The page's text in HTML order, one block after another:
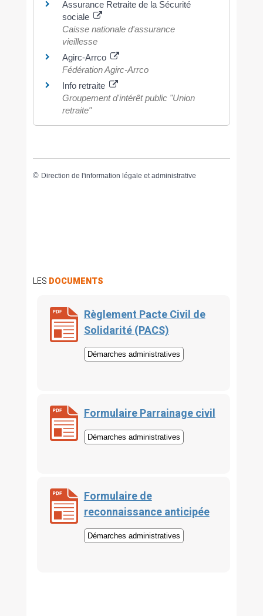
Assurance Retraite de la Sécurité
sociale
Caisse nationale d'assurance
vieillesse
Agirc-Arrco
Fédération Agirc-Arrco
Info retraite
Groupement d'intérêt public "Union
retraite"
© Direction de l'information légale et administrative
LES DOCUMENTS
Règlement Pacte Civil de
Solidarité (PACS)
Démarches administratives
Formulaire Parrainage civil
Démarches administratives
Formulaire de
reconnaissance anticipée
Démarches administratives